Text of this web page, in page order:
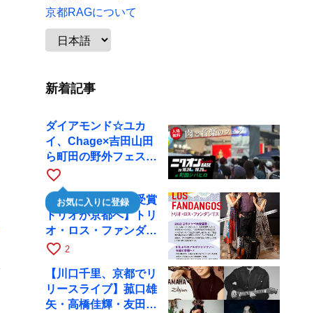
京都RAGについて
新着記事
ダイアモンド☆ユカ
イ、Chage×吉田山田
ら町田の野外フェスに
出演
favorite_border
お気に入りに登録
【日本タンゴ大賞受賞
トリオが京都へ】トリ
オ・ロス・ファンダン
ゴスが10月9日にRAG
favorite_border 2
【川口千里、京都でリ
リースライブ】菰口雄
矢・高橋佳輝・友田ジ